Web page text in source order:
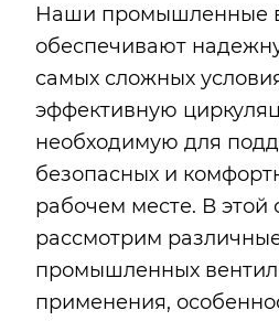
Наши промышленные
обеспечивают
самых сложных
эффективную
необходимую для
безопасных и
рабочем месте. В этой
рассмотрим
промышленных
применения,